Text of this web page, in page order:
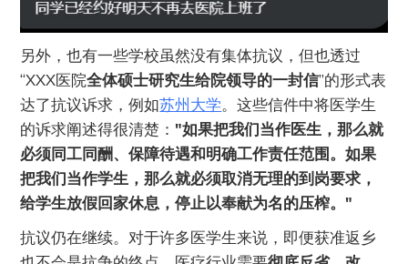
另外，也有一些学校虽然没有集体抗议，但也透过
“XXX医院全体硕士研究生给院领导的一封信”的形式表
达了抗议诉求，例如苏州大学。这些信件中将医学生
的诉求阐述得很清楚："如果把我们当作医生，那么就
必须同工同酬、保障待遇和明确工作责任范围。如果
把我们当作学生，那么就必须取消无理的到岗要求，
给学生放假回家休息，停止以奉献为名的压榨。"
抗议仍在继续。对于许多医学生来说，即便获准返乡